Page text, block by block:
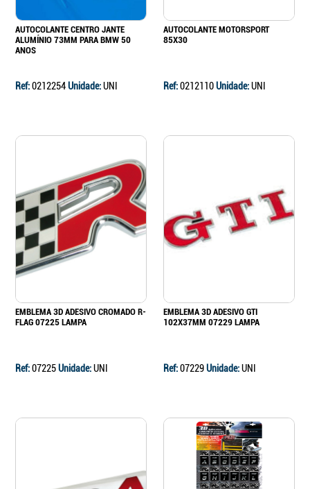
AUTOCOLANTE CENTRO JANTE
ALUMÍNIO 73MM PARA BMW 50
ANOS
Ref:0212254Unidade:UNI
AUTOCOLANTE MOTORSPORT
85X30
Ref:0212110Unidade:UNI
EMBLEMA 3D ADESIVO CROMADO R-
FLAG 07225 LAMPA
Ref:07225Unidade:UNI
EMBLEMA 3D ADESIVO GTI
102X37MM 07229 LAMPA
Ref:07229Unidade:UNI